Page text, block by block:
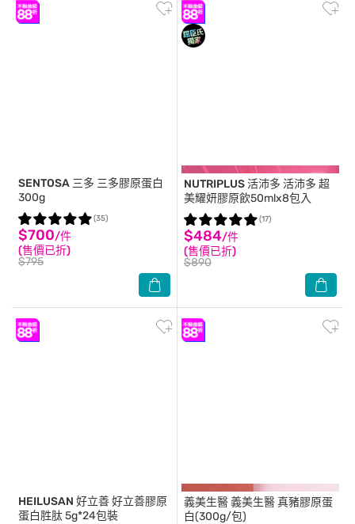
SENTOSA 三多 三多膠原蛋白
300g
$700/件
(售價已折)
$795
(35)
NUTRIPLUS 活沛多 活沛多 超
美耀妍膠原飲50mlx8包入
$484/件
(售價已折)
$890
(17)
HEILUSAN 好立善好立善膠原
蛋白胜肽 5g*24包裝
義美生醫義美生醫 真豬膠原蛋
白(300g/包)